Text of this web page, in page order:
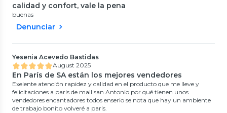
calidad y confort, vale la pena
buenas
Denunciar
Yesenia Acevedo Bastidas
August 2025
En París de SA están los mejores vendedores
Exelente atención rapidez y calidad en el producto que me lleve y
felicitaciones a paris de mall san Antonio por qué tienen unos
vendedores encantadores todos enserio se nota que hay un ambiente
de trabajo bonito volveré a paris.